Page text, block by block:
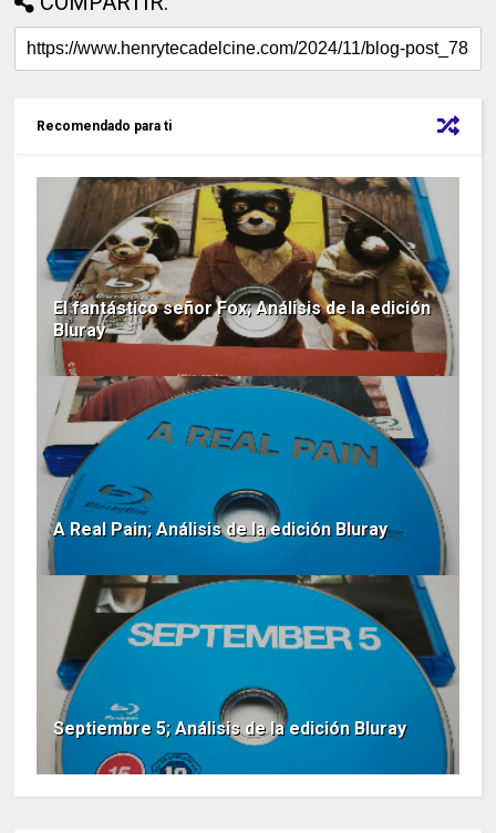
Recomendado para ti
El fantástico señor Fox; Análisis de la edición
Bluray
A Real Pain; Análisis de la edición Bluray
Septiembre 5; Análisis de la edición Bluray